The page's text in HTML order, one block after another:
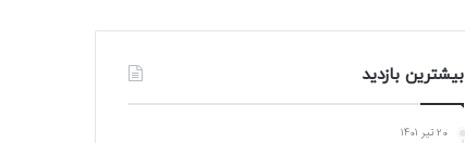
بیشترین بازدید
20 تیر 1401